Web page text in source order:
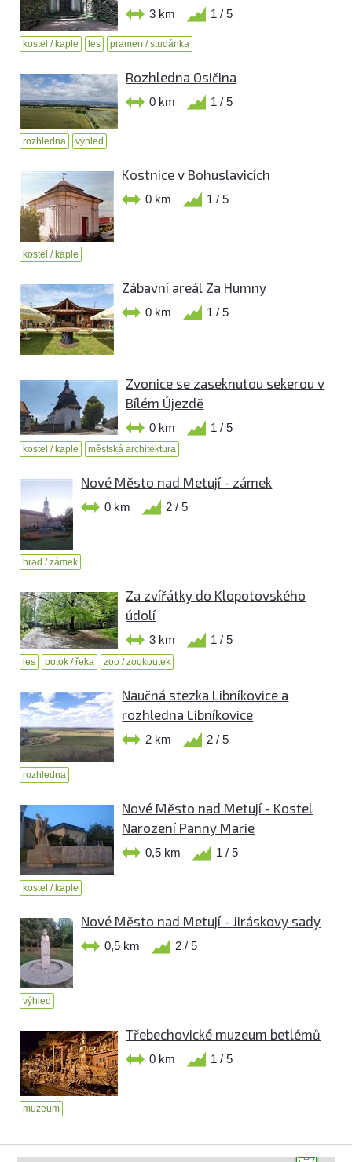
3 km 1 / 5
kostel / kaple les pramen / studánka
Rozhledna Osičina
0 km 1 / 5
rozhledna výhled
Kostnice v Bohuslavicích
0 km 1 / 5
kostel / kaple
Zábavní areál Za Humny
0 km 1 / 5
Zvonice se zaseknutou sekerou v
Bílém Újezdě
0 km 1 / 5
kostel / kaple městská architektura
Nové Město nad Metují - zámek
0 km 2 / 5
hrad / zámek
Za zvířátky do Klopotovského
údolí
3 km 1 / 5
les potok / řeka zoo / zookoutek
Naučná stezka Libníkovice a
rozhledna Libníkovice
2 km 2 / 5
rozhledna
Nové Město nad Metují - Kostel
Narození Panny Marie
0,5 km 1 / 5
kostel / kaple
Nové Město nad Metují - Jiráskovy sady
0,5 km 2 / 5
výhled
Třebechovické muzeum betlémů
0 km 1 / 5
muzeum